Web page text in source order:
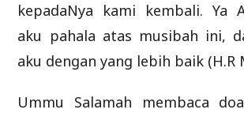
kepadaNya kami kembali. Ya
aku pahala atas musibah ini,
aku dengan yang lebih baik (H.R
Ummu Salamah membaca